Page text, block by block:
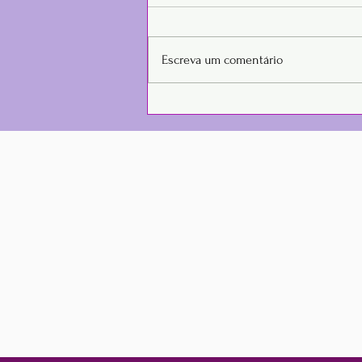
Emocionais de Estar Acima
Escreva um comentário